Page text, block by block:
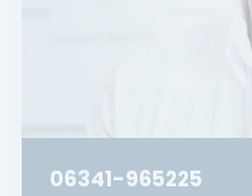
06341-965225